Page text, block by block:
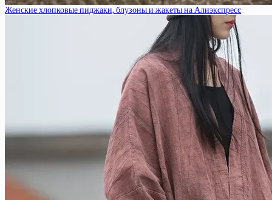
Женские хлопковые пиджаки, блузоны и жакеты на Алиэкспресс